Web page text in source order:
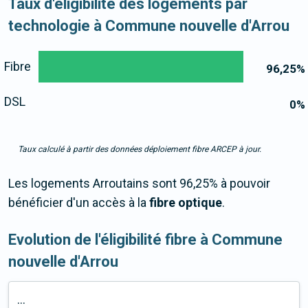
Taux d'éligibilité des logements par
technologie à Commune nouvelle d'Arrou
96,25%
0%
Fibre
DSL
Taux calculé à partir des données déploiement fibre ARCEP à jour.
Les logements Arroutains sont 96,25% à pouvoir
bénéficier d'un accès à lafibre optique.
Evolution de l'éligibilité fibre à Commune
nouvelle d'Arrou
...